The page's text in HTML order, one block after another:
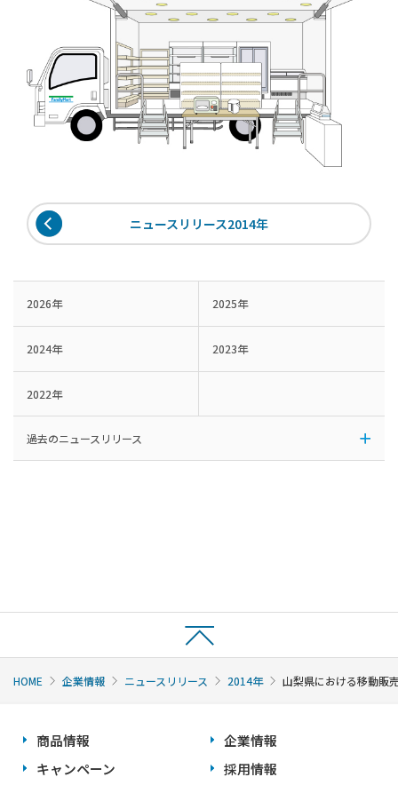
ニュースリリース2014年
2026年 2025年
2024年 2023年
2022年
過去のニュースリリース
HOME 企業情報 ニュースリリース 2014年 山梨県における移動販
商品情報
キャンペーン
企業情報
採用情報